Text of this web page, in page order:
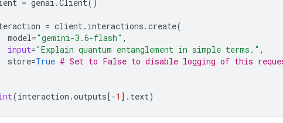
= genai .Client()
= client. interactions .create(
model="gemini-3.6-flash" ,
input="Explain quantum entanglement in simple terms." ,
store=True # Set to False to disable logging of this
(interaction .outputs [-1 ] . text)